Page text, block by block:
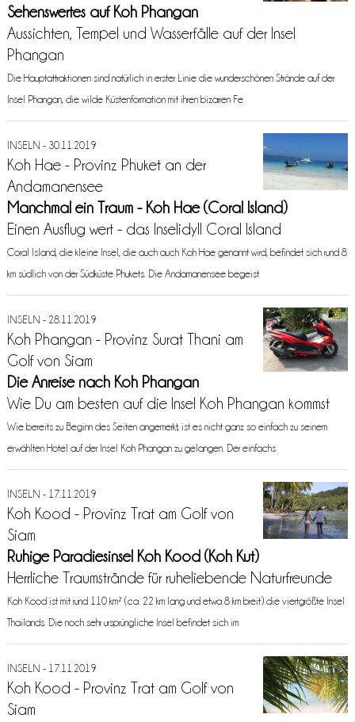
Sehenswertes auf Koh Phangan
Aussichten, Tempel und Wasserfälle auf der Insel
Phangan
Die Hauptattraktionen sind natürlich in erster Linie die wunderschönen Strände auf der
Insel Phangan, die wilde Küstenformation mit ihren bizarren Fe
INSELN - 30.11.2019
Koh Hae - Provinz Phuket an der
Andamanensee
Manchmal ein Traum - Koh Hae (Coral Island)
Einen Ausflug wert - das Inselidyll Coral Island
Coral Island, die kleine Insel, die auch auch Koh Hae genannt wird, befindet sich rund 8
km südlich von der Südküste Phukets. Die Andamanensee begeist
INSELN - 28.11.2019
Koh Phangan - Provinz Surat Thani am
Golf von Siam
Die Anreise nach Koh Phangan
Wie Du am besten auf die Insel Koh Phangan kommst
Wie bereits zu Beginn des Seiten angemerkt, ist es nicht ganz so einfach zu seinem
erwählten Hotel auf der Insel Koh Phangan zu gelangen. Der einfachs
INSELN - 17.11.2019
Koh Kood - Provinz Trat am Golf von
Siam
Ruhige Paradiesinsel Koh Kood (Koh Kut)
Herrliche Traumstrände für ruheliebende Naturfreunde
Koh Kood ist mit rund 110 km² (ca. 22 km lang und etwa 8 km breit) die viertgrößte Insel
Thailands. Die noch sehr ursprüngliche Insel befindet sich im
INSELN - 17.11.2019
Koh Kood - Provinz Trat am Golf von
Siam